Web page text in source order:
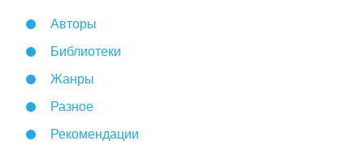
Авторы
Библиотеки
Жанры
Разное
Рекомендации